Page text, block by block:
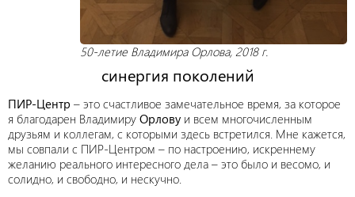
50-летие Владимира Орлова, 2018 г.
синергия поколений
ПИР-Центр – это счастливое замечательное время, за которое
я благодарен Владимиру Орлову и всем многочисленным
друзьям и коллегам, с которыми здесь встретился. Мне кажется,
мы совпали с ПИР-Центром – по настроению, искреннему
желанию реального интересного дела – это было и весомо, и
солидно, и свободно, и нескучно.